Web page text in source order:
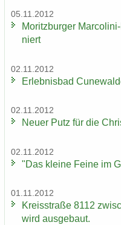
05.11.2012
Mo­ritz­bur­ger
niert
02.11.2012
Er­leb­nis­bad
02.11.2012
Neuer Putz für die
02.11.2012
"Das klei­ne Feine im
01.11.2012
Kreis­stra­ße 8112
wird aus­ge­baut.